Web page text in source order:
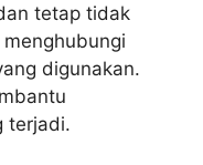
tetap tidak
digunakan.
terjadi.